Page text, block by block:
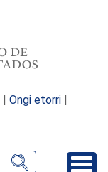
| Ongi etorri |